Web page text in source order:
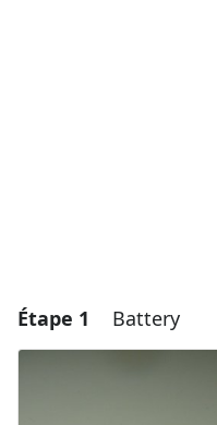
Étape 1 Battery